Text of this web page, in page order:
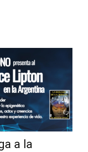
a la